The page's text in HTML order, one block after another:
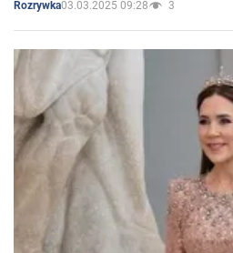
Rozrywka03.03.2025 09:28 3